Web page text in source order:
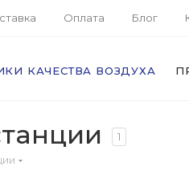
Оплата Блог
КАЧЕСТВА ВОЗДУХА
1